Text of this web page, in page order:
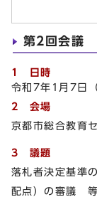
第2回会議
1 日時
令和7年1月7日
2 会場
京都市総合教育
3 議題
落札者決定基準
配点）の審議 等